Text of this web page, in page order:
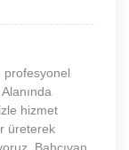
profesyonel
hizmet
üreterek